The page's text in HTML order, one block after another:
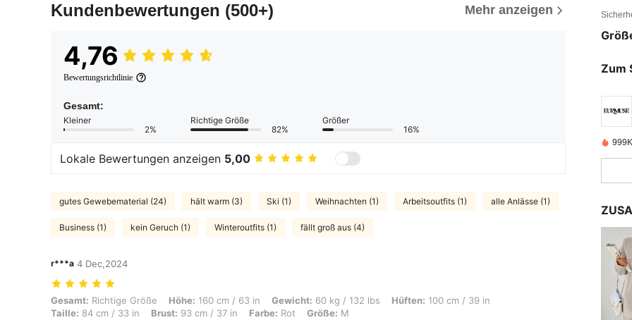
Kundenbewertungen (500+) Mehr anzeigen
4,76
Bewertungsrichtlinie
Gesamt:
Kleiner
2%
Richtige Größe
82%
Größer
16%
Lokale Bewertungen anzeigen 5,00
gutes Gewebematerial (24) hält warm (3) Ski (1) Weihnachten (1) Arbeitsoutfits (1) alle Anlässe (1)
Business (1) kein Geruch (1) Winteroutfits (1) fällt groß aus (4)
r***a 4 Dec,2024
Gesamt: Richtige Größe, Höhe: 160 cm / 63 in, Gewicht: 60 kg / 132 lbs, Hüften: 100 cm / 39 in, Taille: 84 cm / 33 in, Brust: 93 cm / 37 in, Farbe: Rot,
Gesamt: Richtige Größe Höhe: 160 cm / 63 in Gewicht: 60 kg / 132 lbs Hüften: 100 cm / 39 in
Taille: 84 cm / 33 in Brust: 93 cm / 37 in Farbe: Rot Größe: M
Zum